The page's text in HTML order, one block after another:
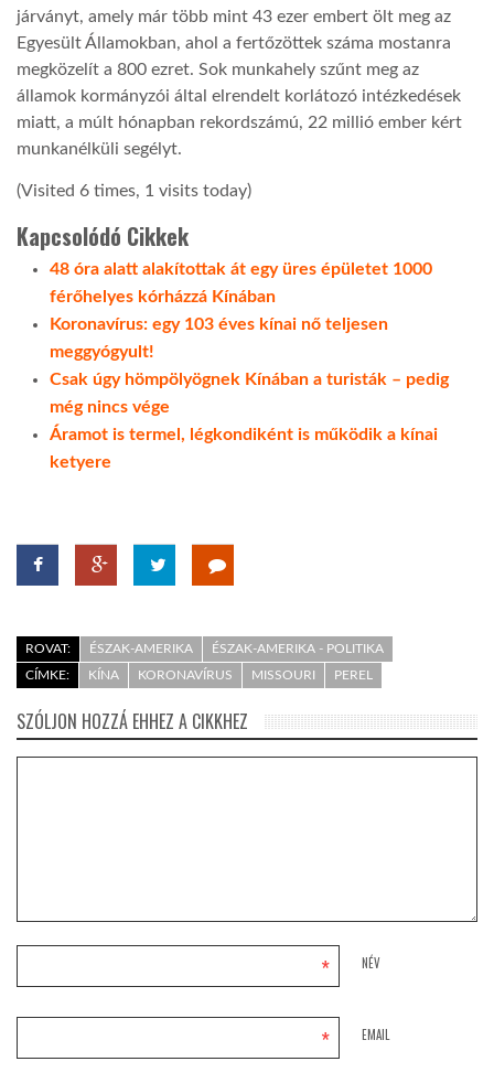
járványt, amely már több mint 43 ezer embert ölt meg az
Egyesült Államokban, ahol a fertőzöttek száma mostanra
megközelít a 800 ezret. Sok munkahely szűnt meg az
államok kormányzói által elrendelt korlátozó intézkedések
miatt, a múlt hónapban rekordszámú, 22 millió ember kért
munkanélküli segélyt.
(Visited 6 times, 1 visits today)
Kapcsolódó Cikkek
48 óra alatt alakítottak át egy üres épületet 1000
férőhelyes kórházzá Kínában
Koronavírus: egy 103 éves kínai nő teljesen
meggyógyult!
Csak úgy hömpölyögnek Kínában a turisták – pedig
még nincs vége
Áramot is termel, légkondiként is működik a kínai
ketyere
ROVAT: ÉSZAK-AMERIKA
ÉSZAK-AMERIKA - POLITIKA
CÍMKE:
KÍNA KORONAVÍRUS MISSOURI PEREL
SZÓLJON HOZZÁ EHHEZ A CIKKHEZ
NÉV
*
EMAIL
*